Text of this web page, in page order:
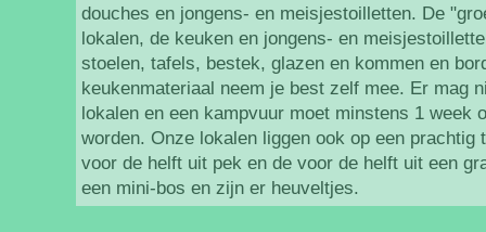
douches en jongens- en meisjestoilletten. De
lokalen, de keuken en jongens- en
stoelen, tafels, bestek, glazen en kommen en
keukenmateriaal neem je best zelf mee. Er mag
lokalen en een kampvuur moet minstens 1 week
worden. Onze lokalen liggen ook op een prachtig
voor de helft uit pek en de voor de helft uit een
een mini-bos en zijn er heuveltjes.